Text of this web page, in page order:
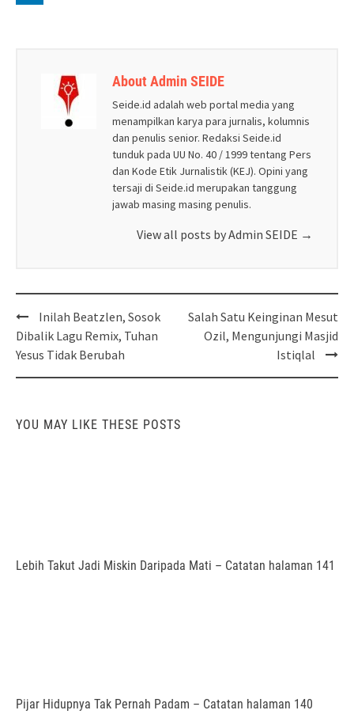
About Admin SEIDE
Seide.id adalah web portal media yang
menampilkan karya para jurnalis, kolumnis
dan penulis senior. Redaksi Seide.id
tunduk pada UU No. 40 / 1999 tentang Pers
dan Kode Etik Jurnalistik (KEJ). Opini yang
tersaji di Seide.id merupakan tanggung
jawab masing masing penulis.
View all posts by Admin SEIDE →
Post
navigation
Inilah Beatzlen, Sosok
Dibalik Lagu Remix, Tuhan
Yesus Tidak Berubah
Salah Satu Keinginan Mesut
Ozil, Mengunjungi Masjid
Istiqlal
YOU MAY LIKE THESE POSTS
Lebih Takut Jadi Miskin Daripada Mati – Catatan halaman 141
Pijar Hidupnya Tak Pernah Padam – Catatan halaman 140